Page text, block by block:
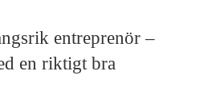
entreprenör –
en riktigt bra